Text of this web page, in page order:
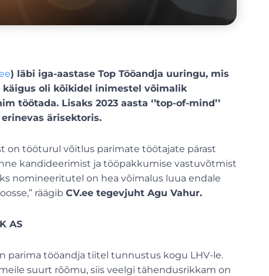
) läbi iga-aastase Top Tööandja uuringu, mis
käigus oli kõikidel inimestel võimalik
töötada. Lisaks 2023 aasta ‘’top-of-mind’’
ärisektoris.
on tööturul võitlus parimate töötajate pärast
kandideerimist ja tööpakkumise vastuvõtmist
nomineeritutel on hea võimalus luua endale
räägib CV.ee tegevjuht Agu Vahur.
AS
parima tööandja tiitel tunnustus kogu LHV-le.
suurt rõõmu, siis veelgi tähendusrikkam on